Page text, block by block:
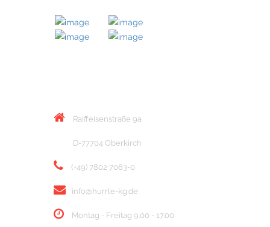
Raiffeisenstraße 9a
D-77704 Oberkirch
(+49) 7802 7063-0
info@hurrle-kg.de
Montag - Freitag 9.00 - 17.00